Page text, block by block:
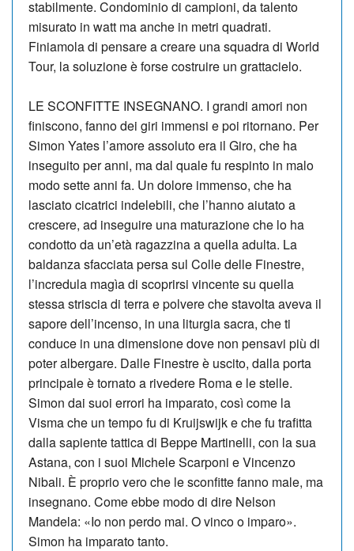
stabilmente. Condominio di campioni, da talento
misurato in watt ma anche in metri quadrati.
Finiamola di pensare a creare una squadra di World
Tour, la soluzione è forse costruire un grattacielo.
LE SCONFITTE INSEGNANO. I grandi amori non
finiscono, fanno dei giri immensi e poi ritornano. Per
Simon Yates l’amore assoluto era il Giro, che ha
inseguito per anni, ma dal quale fu respinto in malo
modo sette anni fa. Un dolore immenso, che ha
lasciato cicatrici indelebili, che l’hanno aiutato a
crescere, ad inseguire una maturazione che lo ha
condotto da un’età ragazzina a quella adulta. La
baldanza sfacciata persa sul Colle delle Finestre,
l’incredula magìa di scoprirsi vincente su quella
stessa striscia di terra e polvere che stavolta aveva il
sapore dell’incenso, in una liturgia sacra, che ti
conduce in una dimensione dove non pensavi più di
poter albergare. Dalle Finestre è uscito, dalla porta
principale è tornato a rivedere Roma e le stelle.
Simon dai suoi errori ha imparato, così come la
Visma che un tempo fu di Kruijswijk e che fu trafitta
dalla sapiente tattica di Beppe Martinelli, con la sua
Astana, con i suoi Michele Scarponi e Vincenzo
Nibali. È proprio vero che le sconfitte fanno male, ma
insegnano. Come ebbe modo di dire Nelson
Mandela: «Io non perdo mai. O vinco o imparo».
Simon ha imparato tanto.